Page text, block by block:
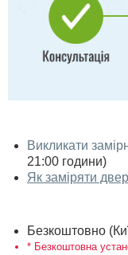
Викликати
21:00 години)
Як заміряти
Безкоштовно
* Безкоштовна